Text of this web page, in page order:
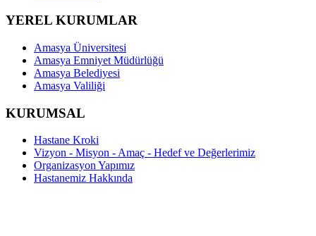
YEREL KURUMLAR
Amasya Üniversitesi
Amasya Emniyet Müdürlüğü
Amasya Belediyesi
Amasya Valiliği
KURUMSAL
Hastane Kroki
Vizyon - Misyon - Amaç - Hedef ve Değerlerimiz
Organizasyon Yapımız
Hastanemiz Hakkında